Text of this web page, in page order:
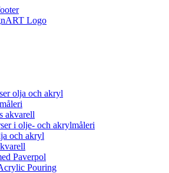
olja och akryl
akvarell
i olje- och akrylmåleri
och akryl
Paverpol
Pouring